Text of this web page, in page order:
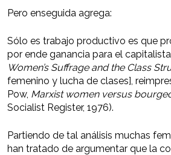
Pero enseguida agrega:
Sólo es trabajo productivo es que
por ende ganancia para el
Women’s Suffrage and the Class
femenino y lucha de clases],
Pow, Marxist women versus
Socialist Register, 1976).
Partiendo de tal análisis muchas
han tratado de argumentar que la